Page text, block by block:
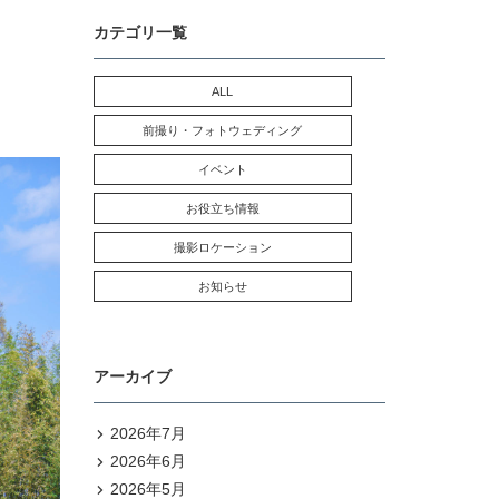
カテゴリ一覧
ALL
前撮り・フォトウェディング
イベント
お役立ち情報
撮影ロケーション
お知らせ
アーカイブ
2026年7月
2026年6月
2026年5月